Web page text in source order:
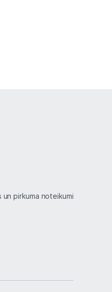
pirkuma noteikumi